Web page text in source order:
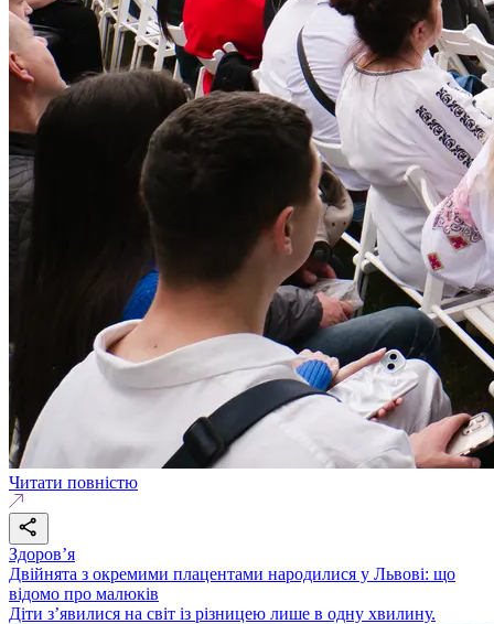
Читати повністю
Здоровʼя
Двійнята з окремими плацентами народилися у Львові: що
відомо про малюків
Діти з’явилися на світ із різницею лише в одну хвилину.